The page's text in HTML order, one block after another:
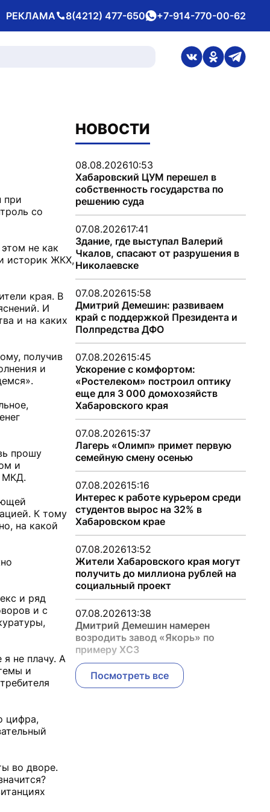
РЕКЛАМА
Телефон 8(4212) 477-650whatsApp
+7-914-770-00-62
ссылка на
ссылка на
при
со
не как
историк ЖКХ,
края. В
И
и на каких
получив
и
прошу
и
МКД.
К тому
на какой
и ряд
и с
не плачу. А
и
цифра,
во дворе.
НОВОСТИ
08.08.202610:53
Хабаровский ЦУМ перешел в
собственность государства по
решению суда
07.08.202617:41
Здание, где выступал Валерий
Чкалов, спасают от разрушения в
Николаевске
07.08.202615:58
Дмитрий Демешин: развиваем
край с поддержкой Президента и
Полпредства ДФО
07.08.202615:45
Ускорение с комфортом:
«Ростелеком» построил оптику
еще для 3 000 домохозяйств
Хабаровского края
07.08.202615:37
Лагерь «Олимп» примет первую
семейную смену осенью
07.08.202615:16
Интерес к работе курьером среди
студентов вырос на 32% в
Хабаровском крае
07.08.202613:52
Жители Хабаровского края могут
получить до миллиона рублей на
социальный проект
07.08.202613:38
Дмитрий Демешин намерен
возродить завод «Якорь» по
примеру ХСЗ
Посмотреть все